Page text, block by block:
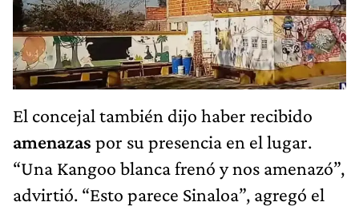
El concejal también dijo haber recibido
amenazas por su presencia en el lugar.
“Una Kangoo blanca frenó y nos amenazó”,
advirtió. “Esto parece Sinaloa”, agregó el